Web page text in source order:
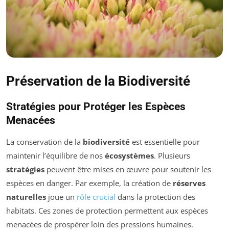
Préservation de la Biodiversité
Stratégies pour Protéger les Espèces
Menacées
La conservation de la biodiversité est essentielle pour
maintenir l’équilibre de nos écosystèmes. Plusieurs
stratégies peuvent être mises en œuvre pour soutenir les
espèces en danger. Par exemple, la création de réserves
naturelles joue un rôle crucial dans la protection des
habitats. Ces zones de protection permettent aux espèces
menacées de prospérer loin des pressions humaines.